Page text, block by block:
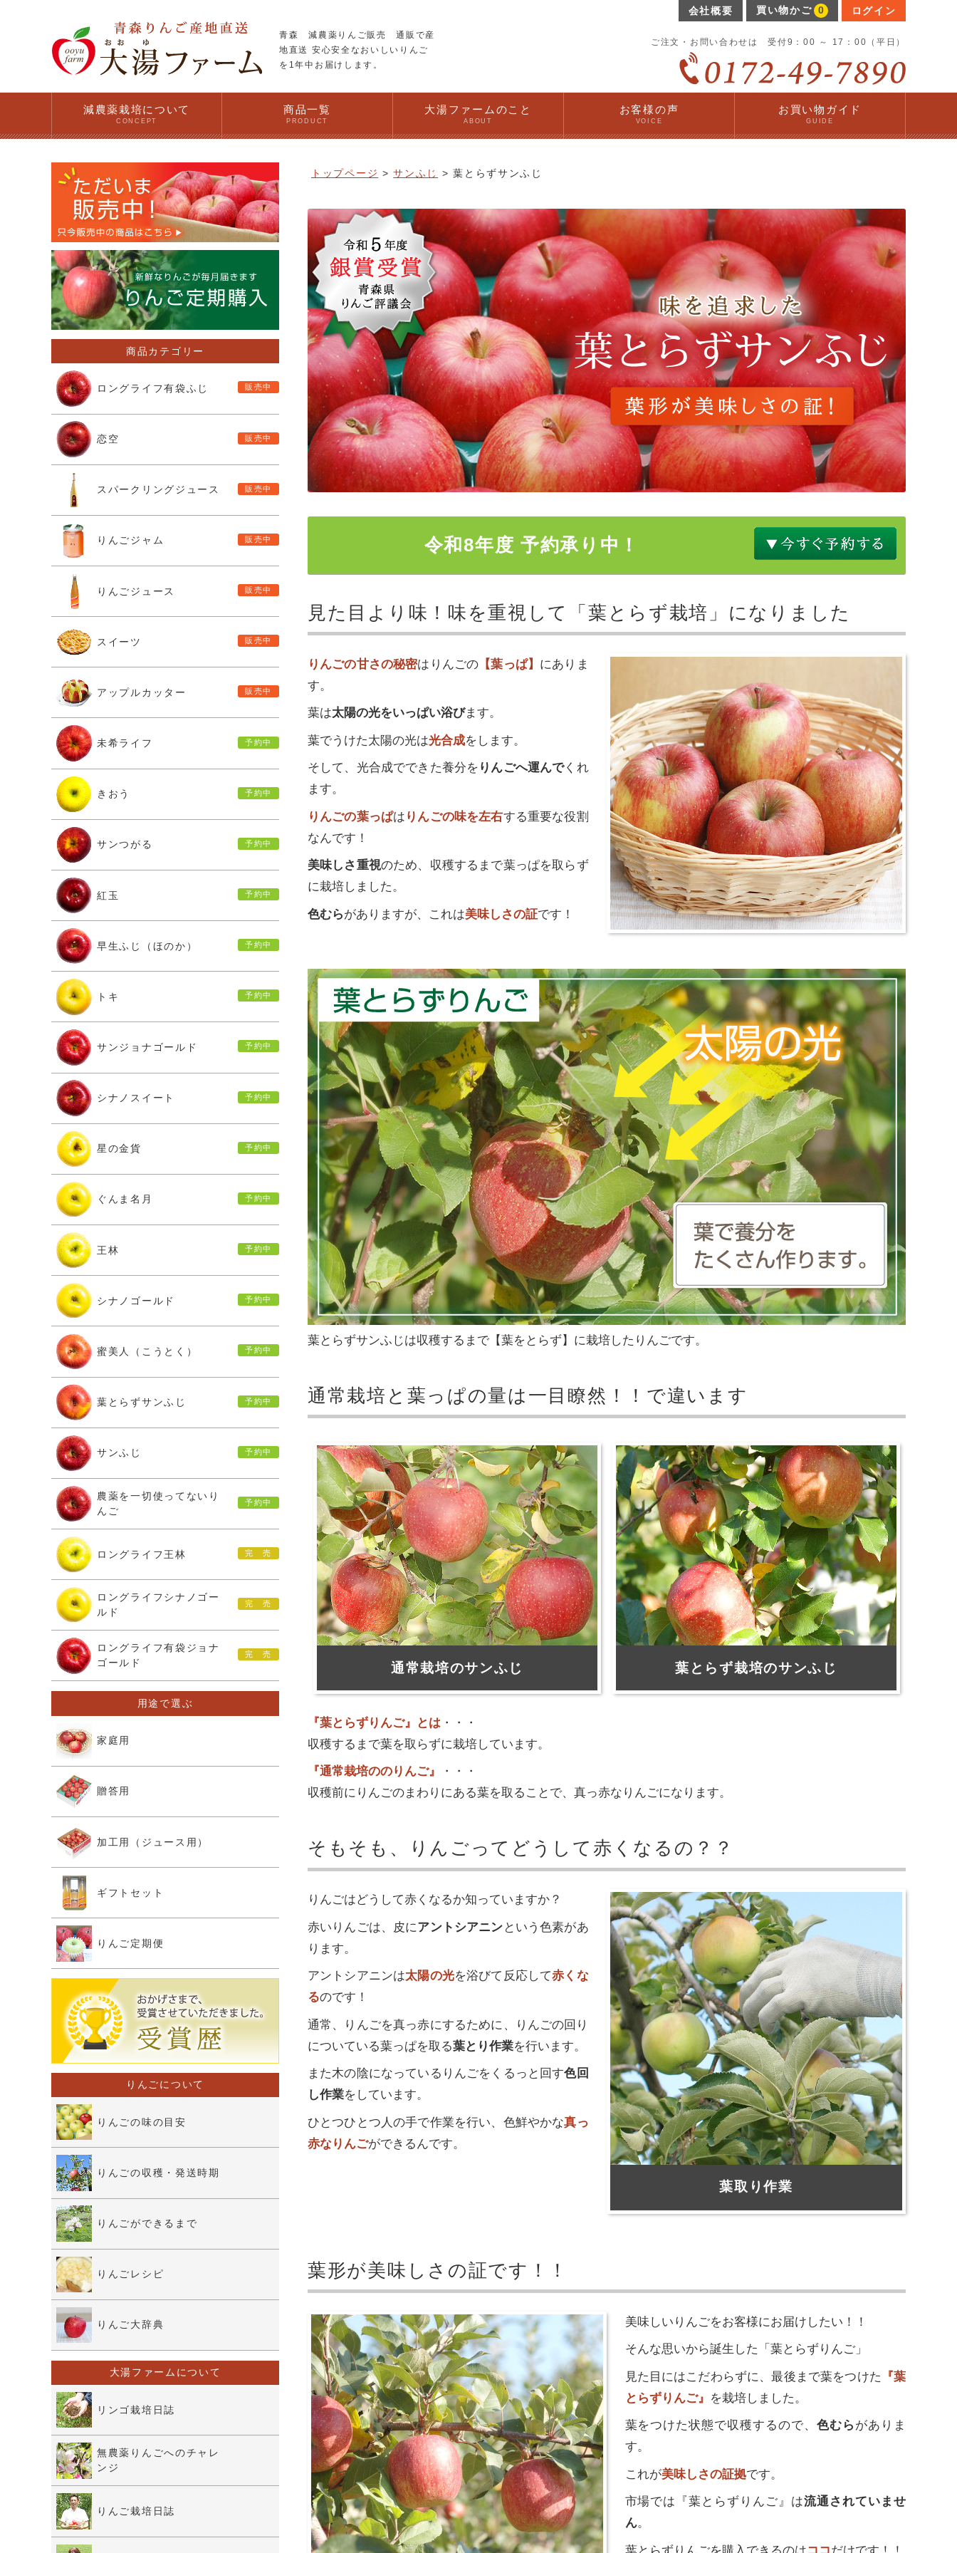
青森 減農薬りんご販売 通販で産
地直送 安心安全なおいしいりんご
を1年中お届けします。
会社概要 買い物かご 0 ログイン
ご注文・お問い合わせは 受付9：00 ～ 17：00（平日）
減農薬栽培について
CONCEPT
商品一覧
PRODUCT
大湯ファームのこと
ABOUT
お客様の声
VOICE
お買い物ガイド
GUIDE
トップページ サンふじ 葉とらずサンふじ
令和8年度 予約承り中！
見た目より味！味を重視して「葉とらず栽培」になりました
りんごの甘さの秘密はりんごの 【葉っぱ】 にありま
す。
葉は太陽の光をいっぱい浴びます。
葉でうけた太陽の光は光合成をします。
そして、光合成でできた養分を りんごへ運んでくれ
ます。
りんごの葉っぱは りんごの味を左右する重要な役割
なんです！
美味しさ重視のため、収穫するまで葉っぱを取らず
に栽培しました。
色むらがありますが、これは美味しさの証です！
葉とらずサンふじは収穫するまで【葉をとらず】に栽培したりんごです。
通常栽培と葉っぱの量は一目瞭然！！で違います
通常栽培のサンふじ 葉とらず栽培のサンふじ
『葉とらずりんご』とは ・・・
収穫するまで葉を取らずに栽培しています。
『通常栽培ののりんご』
・・・
収穫前にりんごのまわりにある葉を取ることで、真っ赤なりんごになります。
そもそも、りんごってどうして赤くなるの？？
葉取り作業
りんごはどうして赤くなるか知っていますか？
赤いりんごは、皮にアントシアニン という色素があ
ります。
アントシアニンは太陽の光を浴びて反応して赤くな
るのです！
通常、りんごを真っ赤にするために、りんごの回り
についている葉っぱを取る葉とり作業を行います。
また木の陰になっているりんごをくるっと回す色回
し作業をしています。
ひとつひとつ人の手で作業を行い、色鮮やかな真っ
赤なりんごができるんです。
葉形が美味しさの証です！！
美味しいりんごをお客様にお届けしたい！！
そんな思いから誕生した「葉とらずりんご」
見た目にはこだわらずに、最後まで葉をつけた 『葉
とらずりんご』 を栽培しました。
葉をつけた状態で収穫するので、色むら がありま
す。
これが美味しさの証拠です。
市場では『葉とらずりんご』は流通されていませ
ん。
商品カテゴリー
ロングライフ有袋ふじ
恋空
スパークリングジュース
りんごジャム
りんごジュース
スイーツ
アップルカッター
未希ライフ
きおう
サンつがる
紅玉
早生ふじ（ほのか）
トキ
サンジョナゴールド
シナノスイート
星の金貨
ぐんま名月
王林
シナノゴールド
蜜美人（こうとく）
葉とらずサンふじ
サンふじ
農薬を一切使ってないり
んご
ロングライフ王林
ロングライフシナノゴー
ルド
ロングライフ有袋ジョナ
ゴールド
用途で選ぶ
家庭用
贈答用
加工用（ジュース用）
ギフトセット
りんご定期便
りんごについて
りんごの味の目安
りんごの収穫・発送時期
りんごができるまで
りんごレシピ
りんご大辞典
大湯ファームについて
リンゴ栽培日誌
無農薬りんごへのチャレ
ンジ
りんご栽培日誌